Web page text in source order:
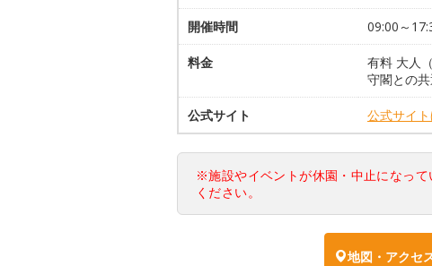
開催時間 09:00～
料金
有料 大人
守閣との
公式サイト 公式サイ
※施設やイベントが休園・中止になっ
ください。
地図・アクセ